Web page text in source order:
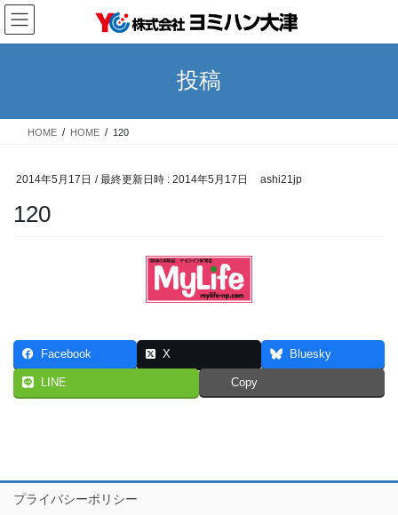
コ
ン
テ
ス
ナ
ビ
ゲ
ン
投稿
HOME HOME 120
2014年5月17日 / 最終更新日時 : 2014年5月17日 ashi21jp
120
Facebook X Bluesky
LINE Copy
プライバシーポリシー